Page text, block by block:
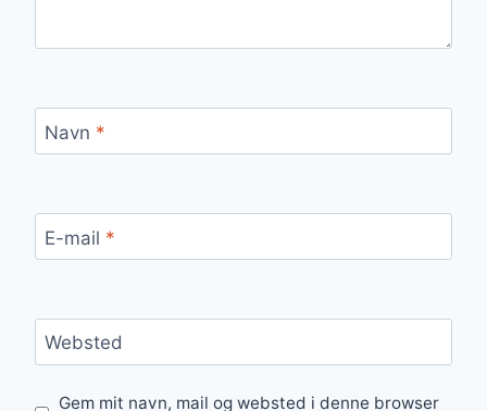
Navn *
E-mail *
Websted
Gem mit navn, mail og websted i denne browser